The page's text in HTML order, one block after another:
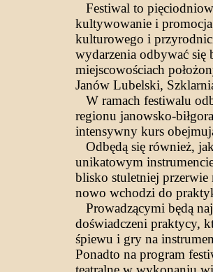
Festiwal to
kultywowanie i
kulturowego i
wydarzenia odbywać
miejscowościach
Janów Lubelski,
W ramach festiwalu
regionu janowsko-
intensywny kurs
Odbędą się również,
unikatowym
blisko stuletniej
nowo wchodzi do
Prowadzącymi będą
doświadczeni praktycy,
śpiewu i gry na
Ponadto na program